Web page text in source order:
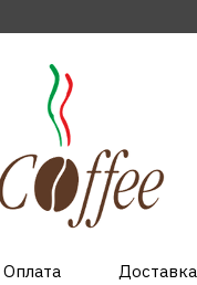
Оплата Доставка